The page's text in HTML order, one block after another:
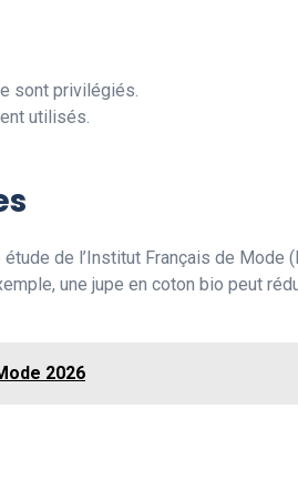
sont privilégiés.
utilisés.
de l’Institut Français de
une jupe en coton bio peut
2026